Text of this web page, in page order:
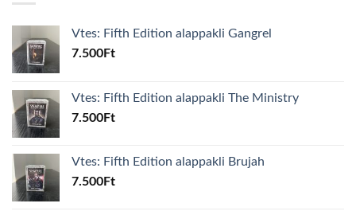
Vtes: Fifth Edition alappakli Gangrel
7.500Ft
Vtes: Fifth Edition alappakli The Ministry
7.500Ft
Vtes: Fifth Edition alappakli Brujah
7.500Ft